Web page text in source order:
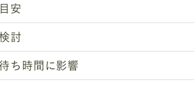
安
討
ち時間に影響